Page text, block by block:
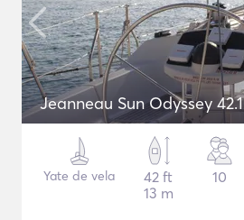
Jeanneau Sun Odyssey 42.1
Yate de vela
42 ft
13 m
10